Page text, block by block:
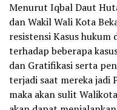
Menurut Iqbal Daut
dan Wakil Wali Kota
resistensi Kasus hukum
terhadap beberapa
dan Gratifikasi serta
terjadi saat mereka jadi
maka akan sulit